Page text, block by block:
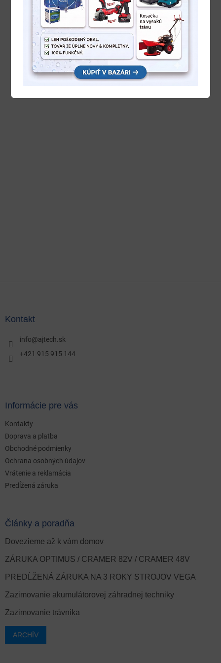
Kontakt
info@ajtech.sk
+421 915 915 144
Informácie pre vás
Kontakty
Doprava a platba
Obchodné podmienky
Ochrana osobných údajov
Vrátenie a reklamácia
Predĺžená záruka
Články a poradňa
Dovezieme až k vám domov
ZÁRUKA OPTIMUS / CRAMER 82V / CRAMER 48V
PREDĹŽENÁ ZÁRUKA NA 3 ROKY STROJOV VEGA
Zazimovanie akumulátorovej záhradnej techniky
Zazimovanie trávnika
ARCHÍV